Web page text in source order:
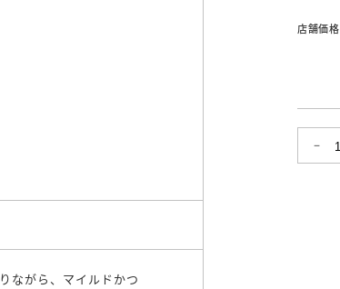
ながら、マイルドかつ
店舗価格